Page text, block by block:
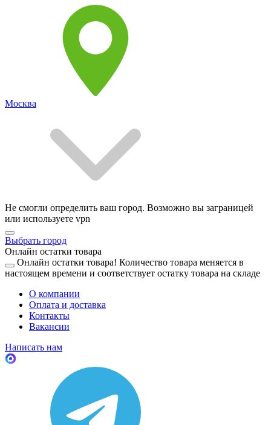
Москва
Не смогли определить ваш город. Возможно вы заграницей
или используете vpn
Выбрать город
Онлайн остатки товара
Онлайн остатки товара! Количество товара меняется в
настоящем времени и соответствует остатку товара на складе
О компании
Оплата и доставка
Контакты
Вакансии
Написать нам